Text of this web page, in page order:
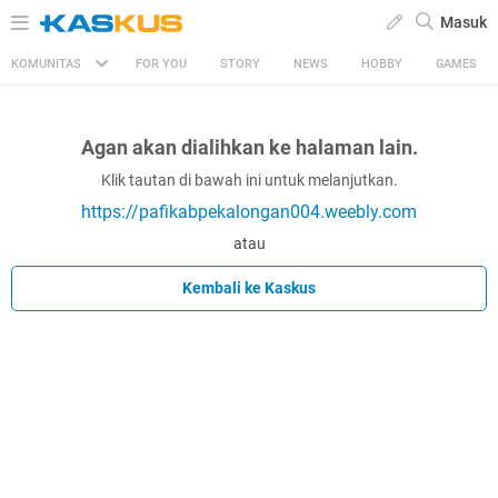
Masuk
KOMUNITAS FOR YOU STORY NEWS HOBBY GAMES
Agan akan dialihkan ke halaman lain.
Klik tautan di bawah ini untuk melanjutkan.
https://pafikabpekalongan004.weebly.com
atau
Kembali ke Kaskus